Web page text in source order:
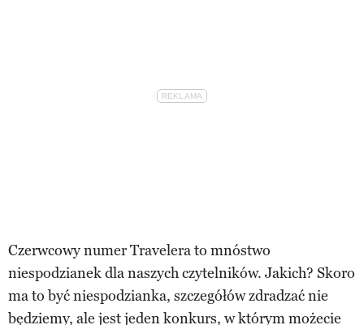
Czerwcowy numer Travelera to mnóstwo
niespodzianek dla naszych czytelników. Jakich? Skoro
ma to być niespodzianka, szczegółów zdradzać nie
będziemy, ale jest jeden konkurs, w którym możecie